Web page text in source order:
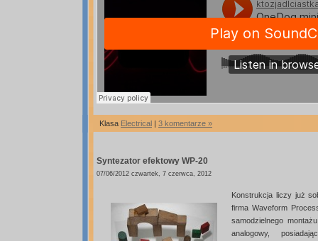
Klasa Electrical | 3 komentarze »
Syntezator efektowy WP-20
07/06/2012 czwartek, 7 czerwca, 2012
Konstrukcja liczy już
firma Waveform
samodzielnego
analogowy,